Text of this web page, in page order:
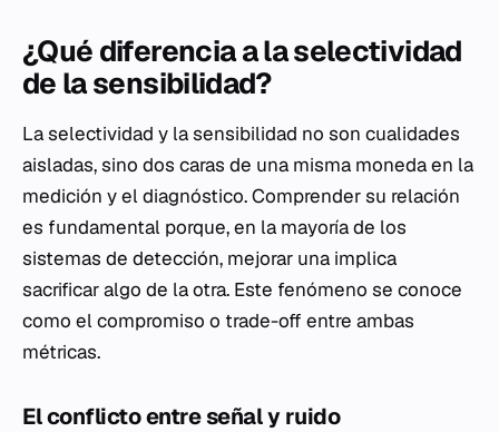
¿Qué diferencia a la selectividad
de la sensibilidad?
La selectividad y la sensibilidad no son cualidades
aisladas, sino dos caras de una misma moneda en la
medición y el diagnóstico. Comprender su relación
es fundamental porque, en la mayoría de los
sistemas de detección, mejorar una implica
sacrificar algo de la otra. Este fenómeno se conoce
como el compromiso o trade-off entre ambas
métricas.
El conflicto entre señal y ruido